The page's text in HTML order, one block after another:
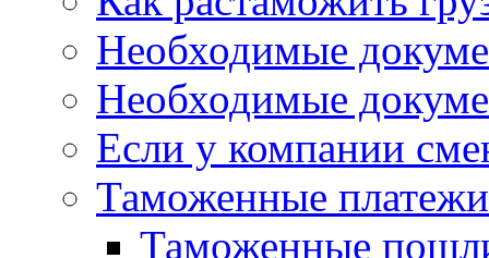
Необходимые
Необходимые
Если у компании
Таможенные платежи
Таможенные